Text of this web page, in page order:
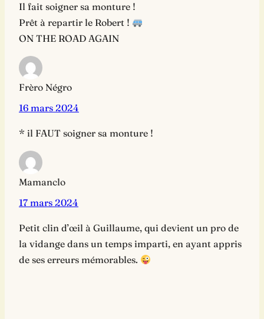
Il fait soigner sa monture !
Prêt à repartir le Robert !
ON THE ROAD AGAIN
Frèro Négro
16 mars 2024
* il FAUT soigner sa monture !
Mamanclo
17 mars 2024
Petit clin d’œil à Guillaume, qui devient un pro de
la vidange dans un temps imparti, en ayant appris
de ses erreurs mémorables.